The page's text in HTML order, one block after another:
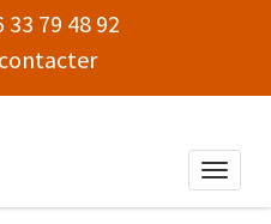
33 79 48 92
Toggle